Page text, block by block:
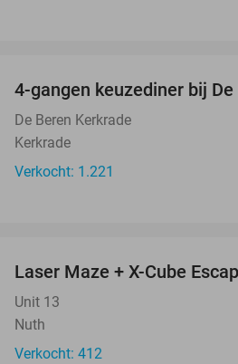
4-gangen keuzediner bij De
De Beren Kerkrade
Kerkrade
Verkocht: 1.221
Laser Maze + X-Cube
Unit 13
Nuth
Verkocht: 412